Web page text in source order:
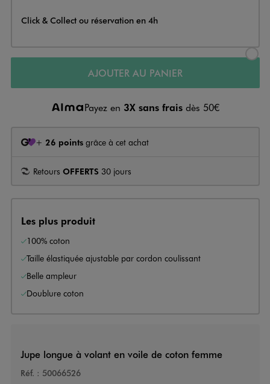
Click & Collect ou réservation en 4h
AJOUTER AU PANIER
Payez en 3X sans frais dès 50€
+ 26 points grâce à cet achat
Retours OFFERTS 30 jours
Les plus produit
100% coton
Taille élastiquée ajustable par cordon coulissant
Belle ampleur
Doublure coton
Jupe longue à volant en voile de coton femme
Réf. : 50066526